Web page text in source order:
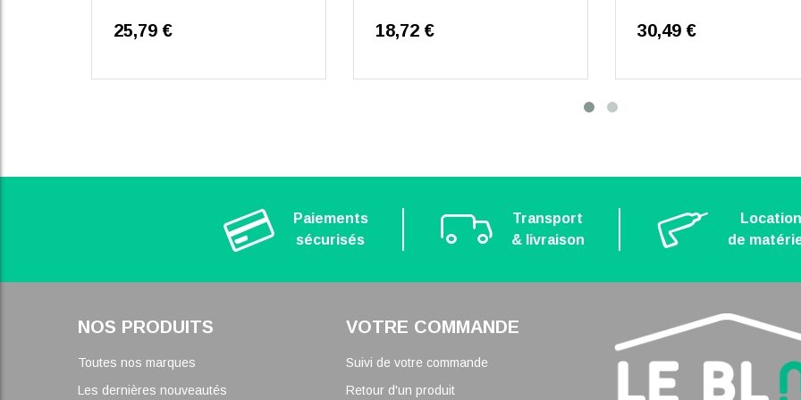
25,79 € 18,72 € 30,49 €
Paiements
sécurisés
Transport
& livraison
Location
de
NOS PRODUITS
Toutes nos marques
Les dernières nouveautés
VOTRE COMMANDE
Suivi de votre commande
Retour d'un produit